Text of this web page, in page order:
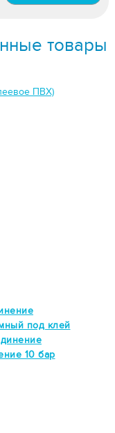
товары
ПВХ)
под клей
10 бар